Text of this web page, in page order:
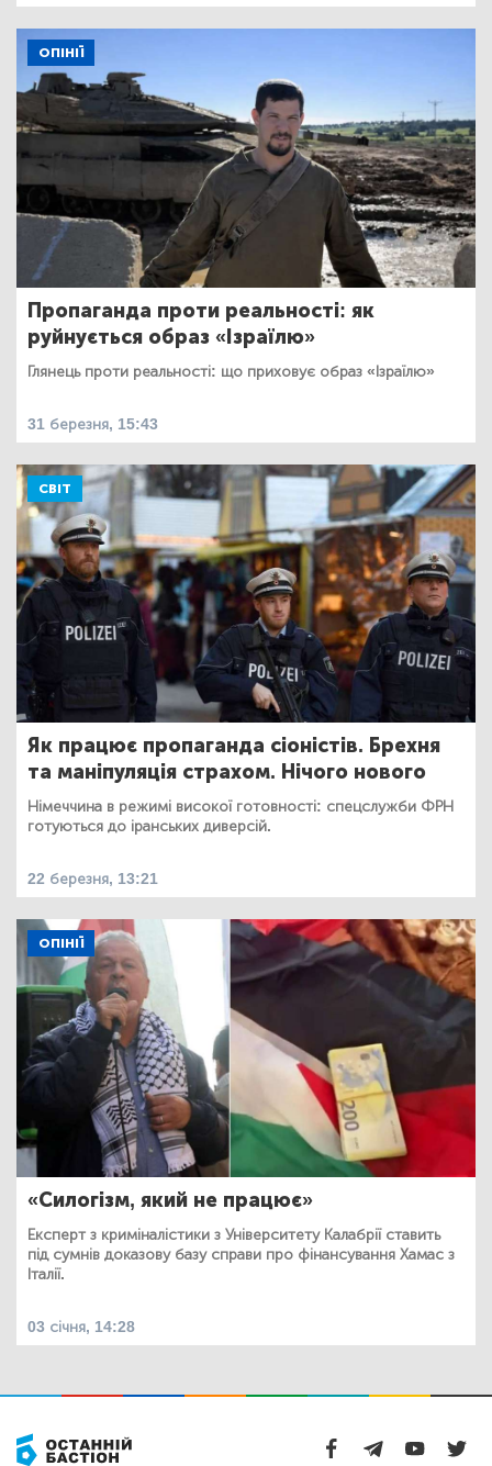
ОПІНІЇ
Пропаганда проти реальності: як
руйнується образ «Ізраїлю»
Глянець проти реальності: що приховує образ «Ізраїлю»
31 березня, 15:43
СВІТ
Як працює пропаганда сіоністів. Брехня
та маніпуляція страхом. Нічого нового
Німеччина в режимі високої готовності: спецслужби ФРН
готуються до іранських диверсій.
22 березня, 13:21
ОПІНІЇ
«Силогізм, який не працює»
Експерт з криміналістики з Університету Калабрії ставить
під сумнів доказову базу справи про фінансування Хамас з
Італії.
03 січня, 14:28